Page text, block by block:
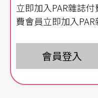
外，更為此次由西九
楊．維斯維爾德是今
林奕華與西九文化區
立即加入PAR雜誌
費會員立即加入
會員登入